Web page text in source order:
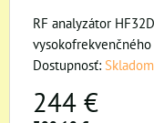
RF analyzátor
Dostupnosť:
244 €